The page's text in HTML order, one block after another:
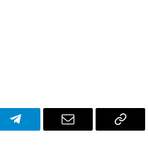
Telegram Email
Copy